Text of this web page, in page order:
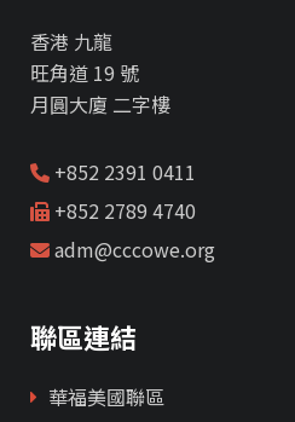
香港 九龍
旺角道 19 號
月圓大廈 二字樓
+852 2391 0411
+852 2789 4740
adm@cccowe.org
聯區連結
華福美國聯區